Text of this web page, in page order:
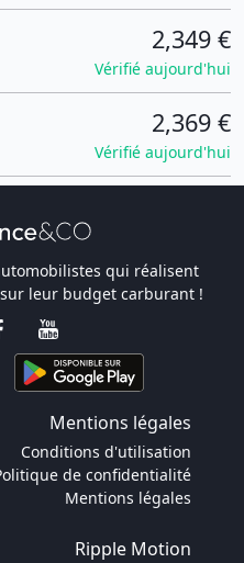
2,349 €
Vérifié aujourd'hui
2,369 €
Vérifié aujourd'hui
qui réalisent
leur budget carburant !
Mentions légales
Conditions d'utilisation
de confidentialité
Mentions légales
Ripple Motion